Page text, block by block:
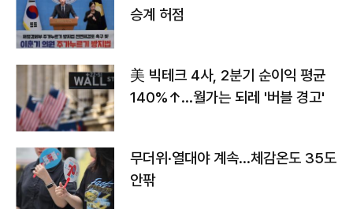
승계 허점
美 빅테크 4사, 2분기 순이익 평균
140%↑…월가는 되레 '버블 경고'
무더위·열대야 계속…체감온도 35도
안팎